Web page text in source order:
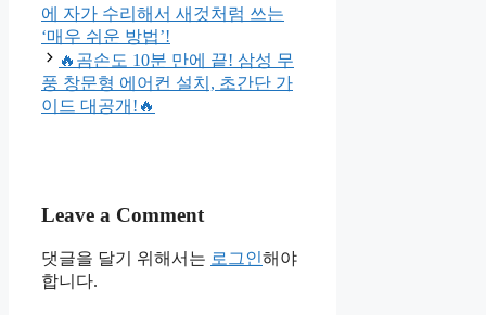
에 자가 수리해서 새것처럼 쓰는
‘매우 쉬운 방법’!
🔥곰손도 10분 만에 끝! 삼성 무
풍 창문형 에어컨 설치, 초간단 가
이드 대공개!🔥
Leave a Comment
댓글을 달기 위해서는 로그인해야
합니다.